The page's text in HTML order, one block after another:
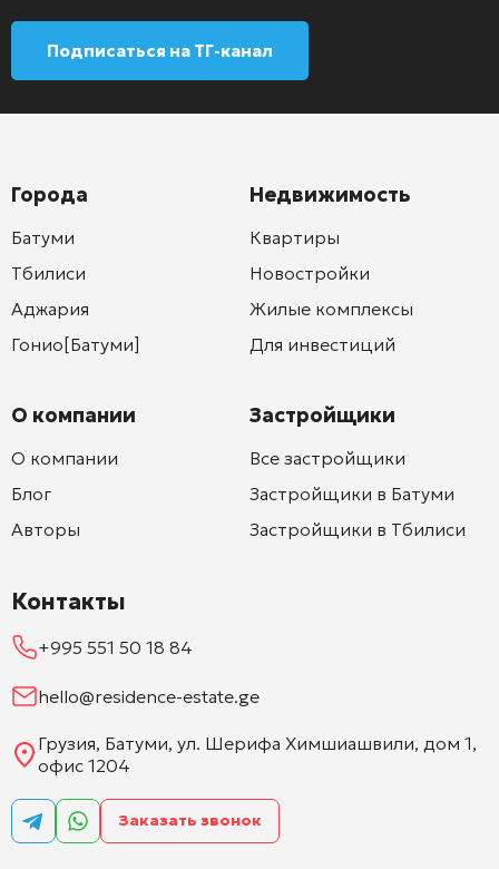
Подписаться на ТГ-канал
Города
Батуми
Тбилиси
Аджария
Гонио[Батуми]
О компании
О компании
Блог
Авторы
Недвижимость
Квартиры
Новостройки
Жилые комплексы
Для инвестиций
Застройщики
Все застройщики
Застройщики в Батуми
Застройщики в Тбилиси
Контакты
+995 551 50 18 84
hello@residence-estate.ge
Грузия, Батуми, ул. Шерифа Химшиашвили, дом 1,
офис 1204
Заказать звонок